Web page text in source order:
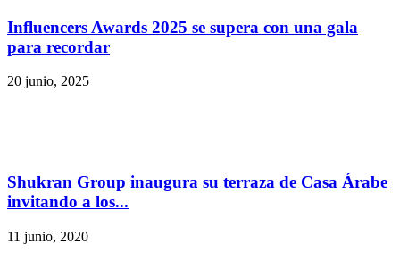
Influencers Awards 2025 se supera con una gala
para recordar
20 junio, 2025
Shukran Group inaugura su terraza de Casa Árabe
invitando a los...
11 junio, 2020